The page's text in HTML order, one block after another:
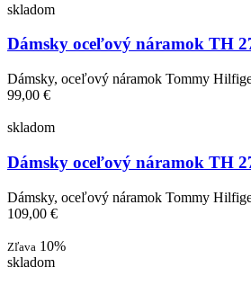
skladom
Dámsky oceľový náramok TH
Dámsky, oceľový náramok Tommy
99,00 €
skladom
Dámsky oceľový náramok TH
Dámsky, oceľový náramok Tommy
109,00 €
Zľava 10%
skladom